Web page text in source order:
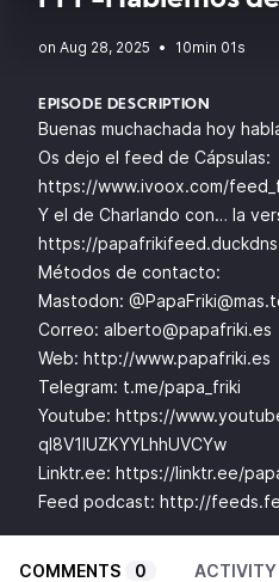
• 10min 01s
EPISODE DESCRIPTION
Buenas muchachada hoy
Os dejo el feed de Cápsulas:
https://www.ivoox.com/
Y el de Charlando con… la
https://
Métodos de contacto:
Mastodon: @
Correo: alberto@papafriki.es
Web: http://www.papafriki.es
Telegram: t.me/papa_friki
Youtube: https://
ql8V1IUZKYYLhhUVCYw
Linktr.ee: https://linktr.ee/
Feed podcast: http://
COMMENTS 0 ACTIVITY